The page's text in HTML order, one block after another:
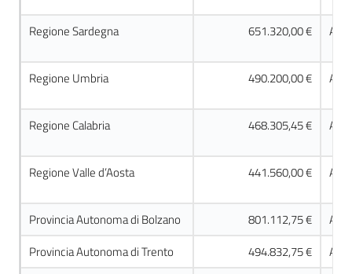
Regione Sardegna 651.320,00 €
Regione Umbria 490.200,00 €
Regione Calabria 468.305,45 €
Regione Valle d’Aosta 441.560,00 €
Provincia Autonoma di Bolzano 801.112,75 €
Provincia Autonoma di Trento
494.832,75 €